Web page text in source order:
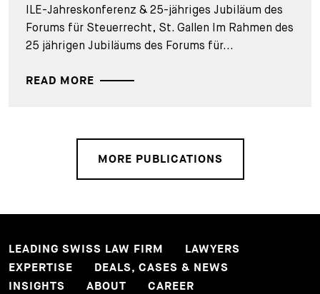
ILE-Jahreskonferenz & 25-jähriges Jubiläum des
Forums für Steuerrecht, St. Gallen Im Rahmen des
25 jährigen Jubiläums des Forums für...
READ MORE
MORE PUBLICATIONS
LEADING SWISS LAW FIRM
LAWYERS
EXPERTISE
DEALS, CASES & NEWS
INSIGHTS
ABOUT CAREER